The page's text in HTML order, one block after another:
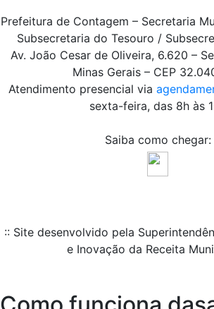
Prefeitura de Contagem – Secretaria
Subsecretaria do Tesouro /
Av. João Cesar de Oliveira, 6.620 –
Minas Gerais – CEP
Atendimento presencial via
sexta-feira, das 8h às
Saiba como chegar:
:: Site desenvolvido pela
e Inovação da Receita